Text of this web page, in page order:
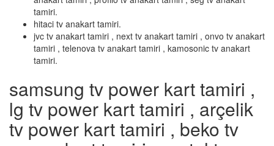
tamiri.
hitaci tv anakart tamiri.
jvc tv anakart tamiri , next tv anakart tamiri , onvo tv anakart
tamiri , telenova tv anakart tamiri , kamosonic tv anakart
tamiri.
samsung tv power kart tamiri ,
lg tv power kart tamiri , arçelik
tv power kart tamiri , beko tv